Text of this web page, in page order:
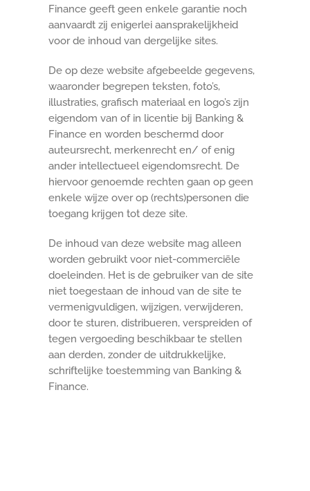
Finance geeft geen enkele garantie noch
aanvaardt zij enigerlei aansprakelijkheid
voor de inhoud van dergelijke sites.
De op deze website afgebeelde gegevens,
waaronder begrepen teksten, foto’s,
illustraties, grafisch materiaal en logo’s zijn
eigendom van of in licentie bij Banking &
Finance en worden beschermd door
auteursrecht, merkenrecht en/ of enig
ander intellectueel eigendomsrecht. De
hiervoor genoemde rechten gaan op geen
enkele wijze over op (rechts)personen die
toegang krijgen tot deze site.
De inhoud van deze website mag alleen
worden gebruikt voor niet-commerciële
doeleinden. Het is de gebruiker van de site
niet toegestaan de inhoud van de site te
vermenigvuldigen, wijzigen, verwijderen,
door te sturen, distribueren, verspreiden of
tegen vergoeding beschikbaar te stellen
aan derden, zonder de uitdrukkelijke,
schriftelijke toestemming van Banking &
Finance.